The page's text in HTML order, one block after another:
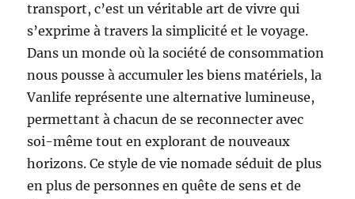
transport, c’est un véritable art de vivre qui
s’exprime à travers la simplicité et le voyage.
Dans un monde où la société de consommation
nous pousse à accumuler les biens matériels, la
Vanlife représente une alternative lumineuse,
permettant à chacun de se reconnecter avec
soi-même tout en explorant de nouveaux
horizons. Ce style de vie nomade séduit de plus
en plus de personnes en quête de sens et de